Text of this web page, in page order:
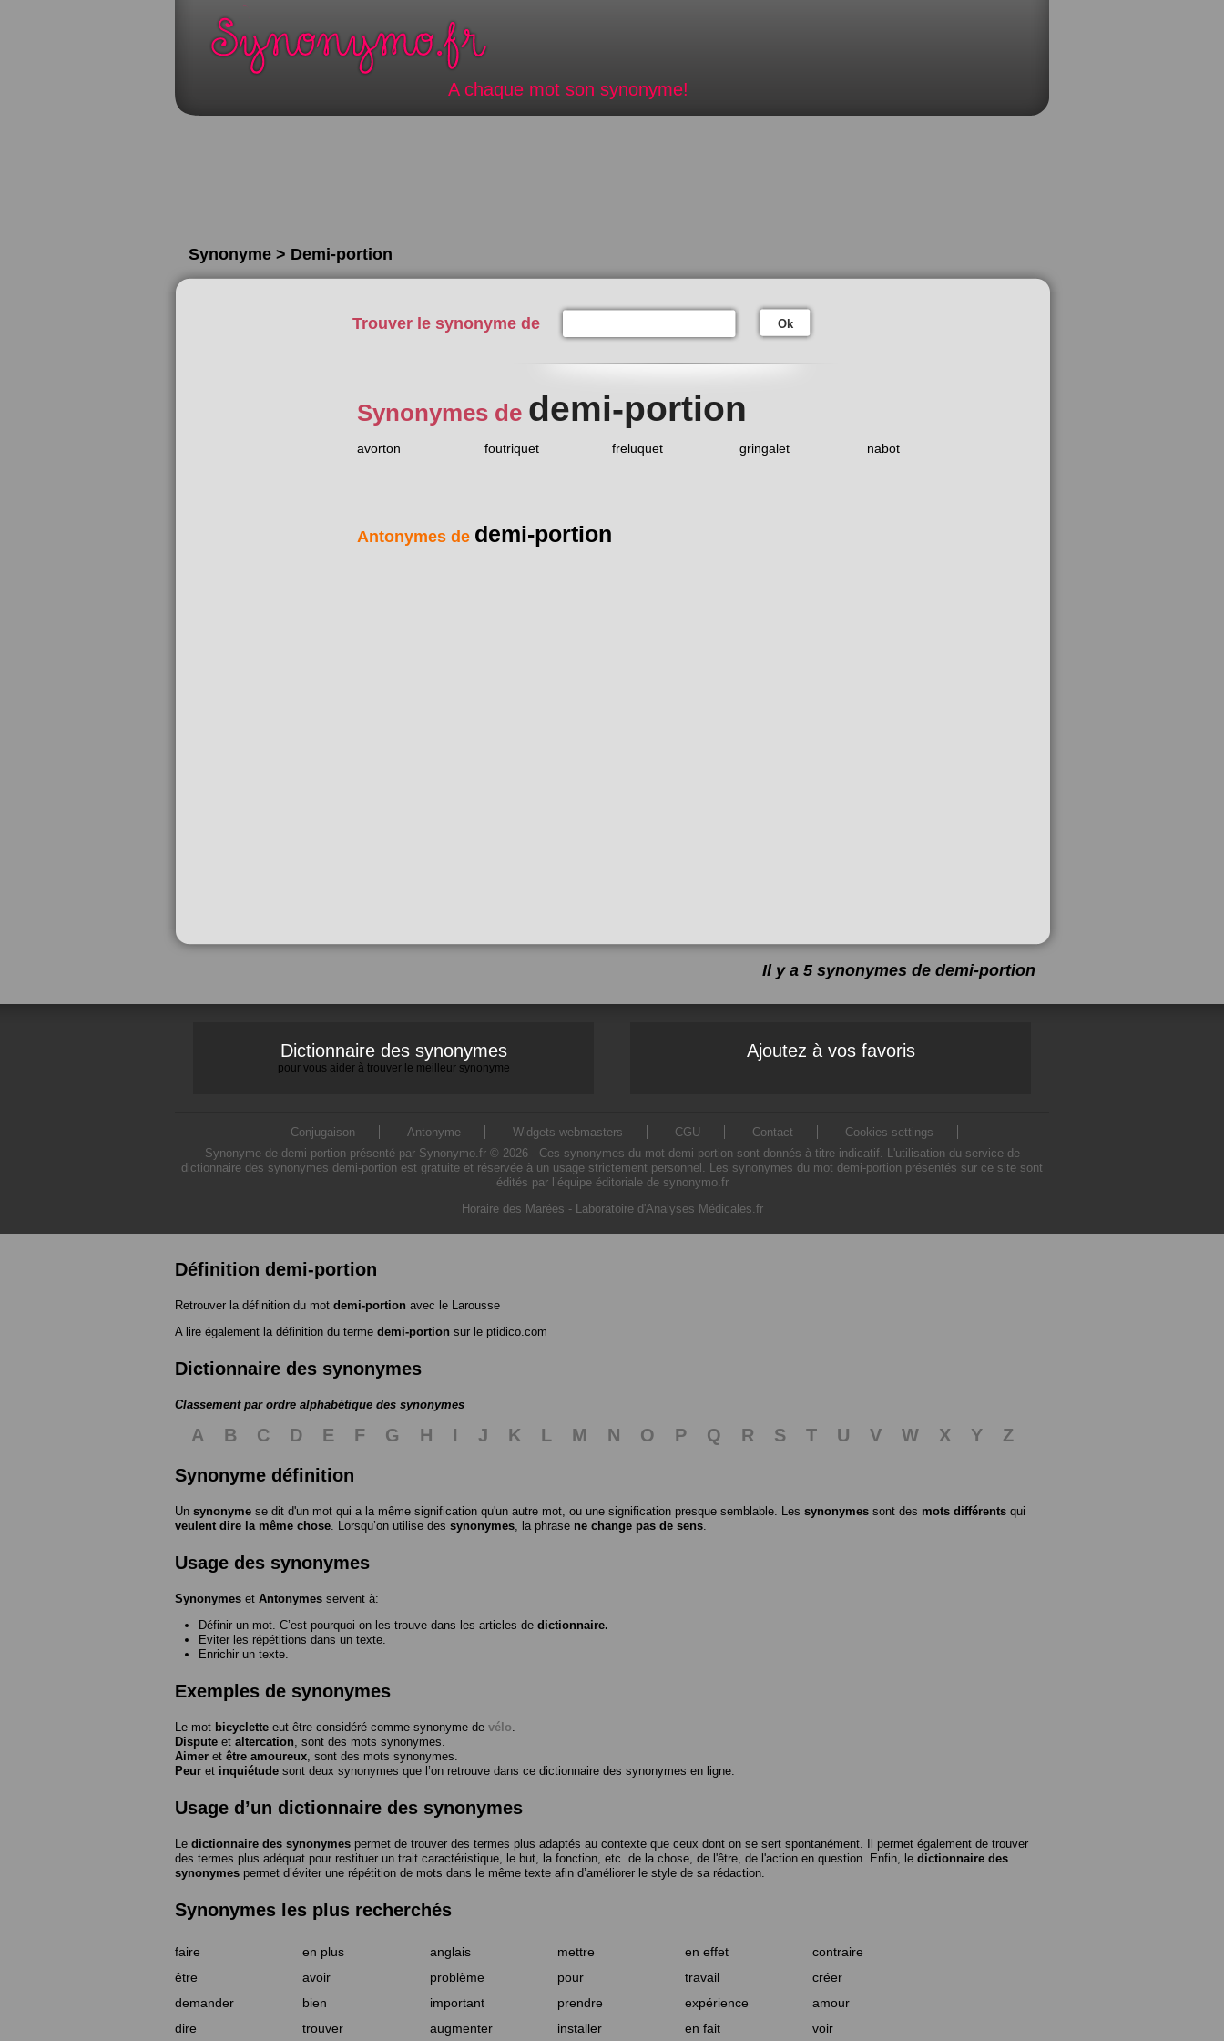
A chaque mot son synonyme!
Synonyme > Demi-portion
Trouver le synonyme de Ok
Synonymes de demi-portion
avorton foutriquet freluquet gringalet nabot
Antonymes de demi-portion
Il y a 5 synonymes de demi-portion
Dictionnaire des synonymes
pour vous aider à trouver le meilleur synonyme
Ajoutez à vos favoris
Conjugaison Antonyme Widgets webmasters CGU Contact
Cookies settings
Synonyme de demi-portion présenté par Synonymo.fr © 2026 - Ces synonymes du mot demi-portion sont donnés à titre indicatif. L'utilisation du service de
dictionnaire des synonymes demi-portion est gratuite et réservée à un usage strictement personnel. Les synonymes du mot demi-portion présentés sur ce site sont
édités par l’équipe éditoriale de synonymo.fr
Horaire des Marées - Laboratoire d'Analyses Médicales.fr
Définition demi-portion
Retrouver la définition du mot demi-portion avec le Larousse
A lire également la définition du terme demi-portion sur le ptidico.com
Dictionnaire des synonymes
Classement par ordre alphabétique des synonymes
A B C D E F G H I J K L M N O P Q R S T U V W X Y
Z
Synonyme définition
Un synonyme se dit d'un mot qui a la même signification qu'un autre mot, ou une signification presque semblable. Les synonymes sont des mots différents qui
veulent dire la même chose . Lorsqu’on utilise des synonymes , la phrase ne change pas de sens
Usage des synonymes
Synonymes et Antonymes servent à:
Définir un mot. C’est pourquoi on les trouve dans les articles de dictionnaire.
Eviter les répétitions dans un texte.
Enrichir un texte.
Exemples de synonymes
Le mot bicyclette eut être considéré comme synonyme de vélo
Dispute et altercation , sont des mots synonymes.
Aimer et être amoureux , sont des mots synonymes.
Peur et inquiétude sont deux synonymes que l’on retrouve dans ce dictionnaire des synonymes en ligne.
Usage d’un dictionnaire des synonymes
Le dictionnaire des synonymes permet de trouver des termes plus adaptés au contexte que ceux dont on se sert spontanément. Il permet également de trouver
des termes plus adéquat pour restituer un trait caractéristique, le but, la fonction, etc. de la chose, de l'être, de l'action en question. Enfin, le dictionnaire des
synonymes permet d’éviter une répétition de mots dans le même texte afin d’améliorer le style de sa rédaction.
Synonymes les plus recherchés
faire en plus anglais mettre en effet
contraire
être
avoir problème pour travail
créer
demander
bien important prendre expérience
amour
dire
trouver augmenter installer en fait voir